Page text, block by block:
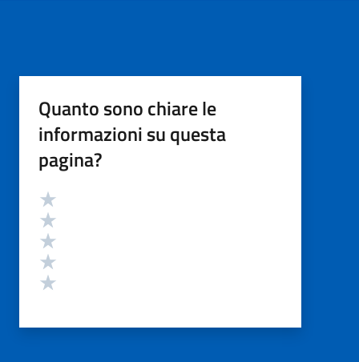
Quanto sono chiare le
informazioni su questa
pagina?
Valutazione